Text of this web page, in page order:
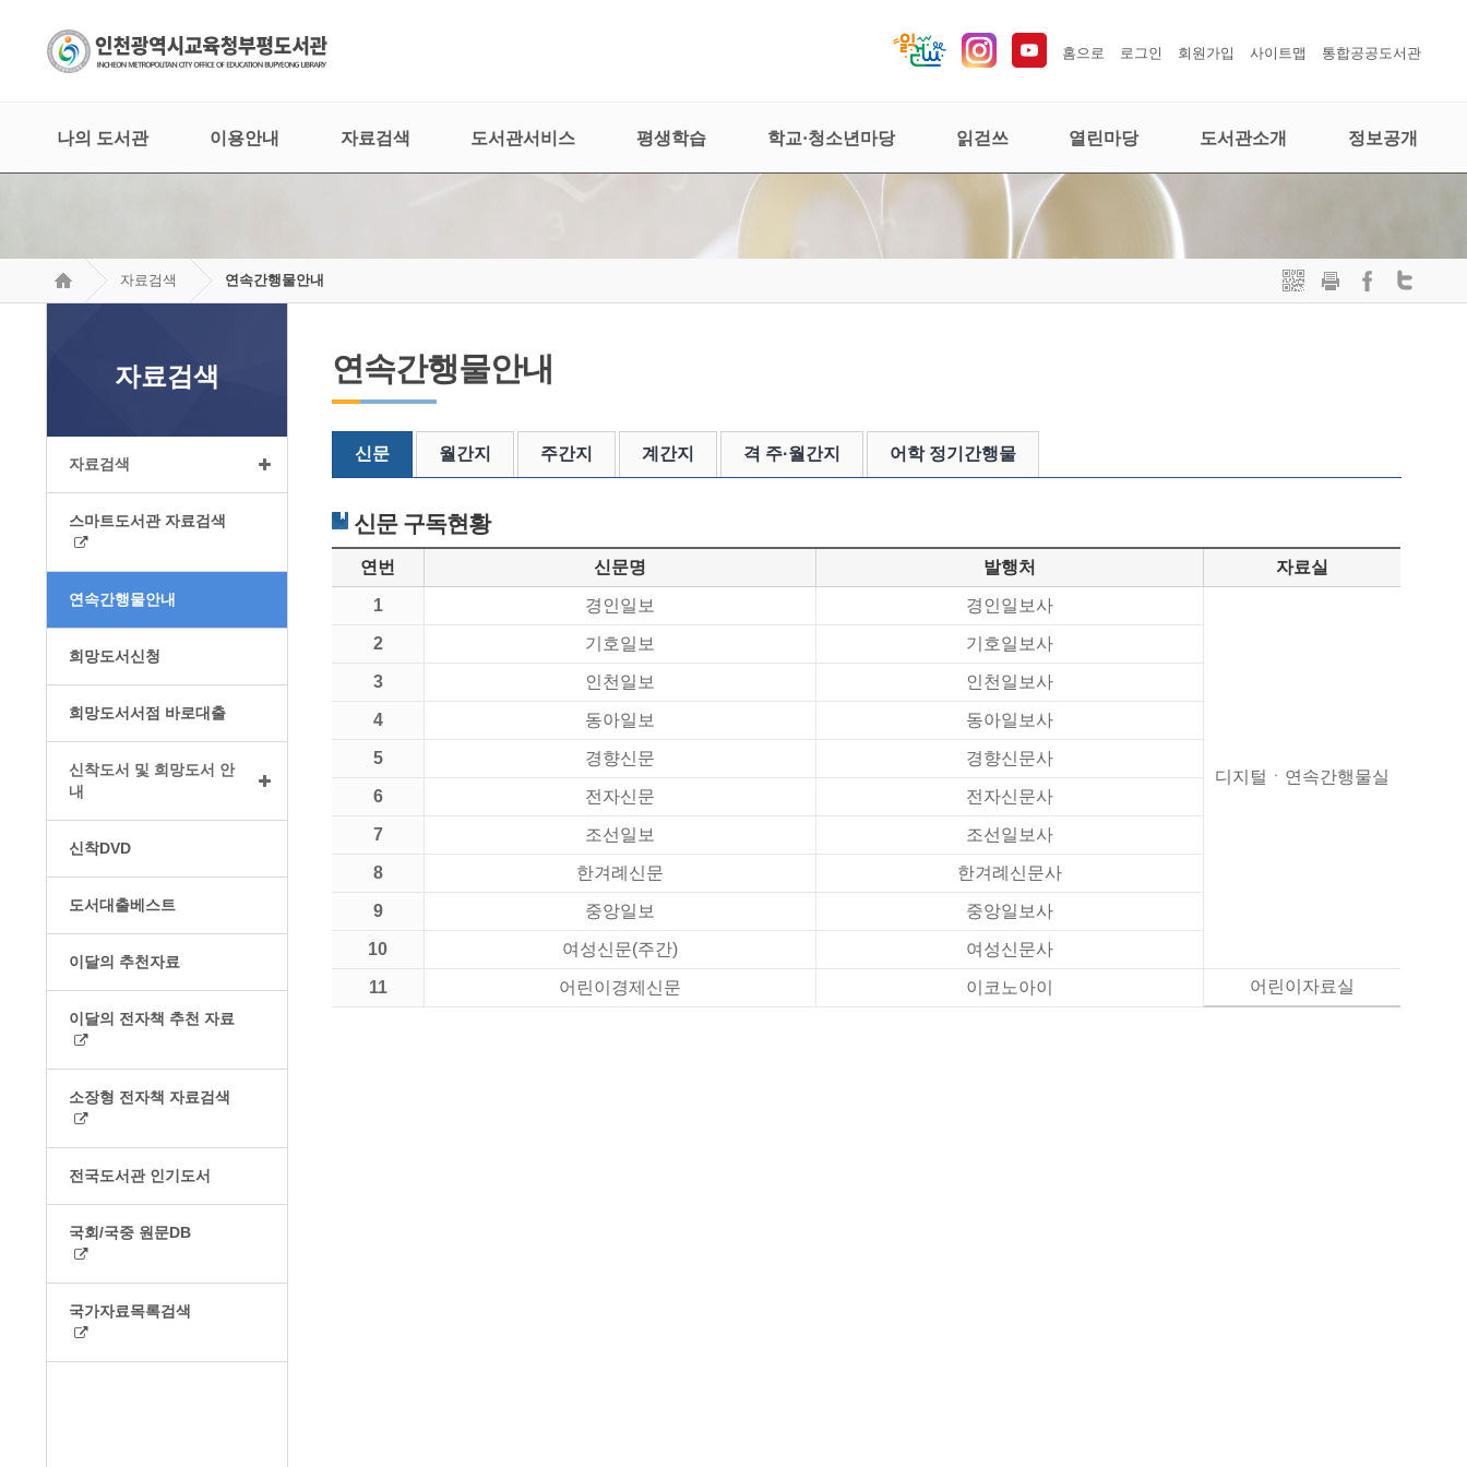
홈으로 로그인 회원가입 사이트맵 통합공공도서관
나의 도서관 이용안내 자료검색 도서관서비스 평생학습 학교·청소년마당 읽걷쓰 열린마당 도서관소개 정보공개
자료검색 연속간행물안내
자료검색
자료검색
스마트도서관 자료검색
연속간행물안내
희망도서신청
희망도서서점 바로대출
신착도서 및 희망도서 안
내
신착DVD
도서대출베스트
이달의 추천자료
이달의 전자책 추천 자료
소장형 전자책 자료검색
전국도서관 인기도서
국회/국중 원문DB
국가자료목록검색
연속간행물안내
신문 월간지 주간지 계간지 격 주·월간지 어학 정기간행물
신문 구독현황
연번 신문명 발행처 자료실
1 경인일보 경인일보사
디지털ㆍ연속간행물실
2 기호일보 기호일보사
3 인천일보 인천일보사
4 동아일보 동아일보사
5 경향신문 경향신문사
6 전자신문 전자신문사
7 조선일보 조선일보사
8 한겨례신문 한겨례신문사
9 중앙일보 중앙일보사
10 여성신문(주간) 여성신문사
11 어린이경제신문 이코노아이 어린이자료실